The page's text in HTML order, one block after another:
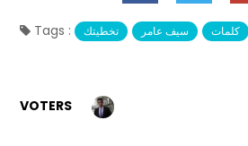
Tags : تخطيتك سيف عامر كلمات
VOTERS